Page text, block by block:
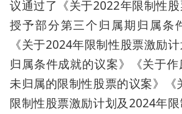
议通过了《关于2022年限制性
授予部分第三个归属期归属条
《关于2024年限制性股票激励
归属条件成就的议案》《关于
未归属的限制性股票的议案》《
限制性股票激励计划及2024年